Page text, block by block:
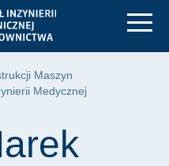
Maszyn
Medycznej